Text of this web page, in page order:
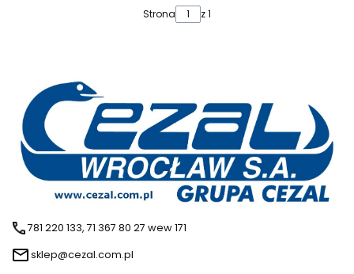
Strona z 1
781 220 133, 71 367 80 27 wew 171
sklep@cezal.com.pl